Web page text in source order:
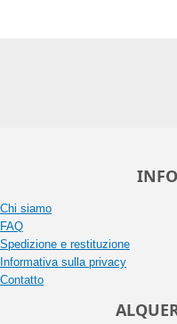
Chi siamo
FAQ
Spedizione e restituzione
Informativa sulla privacy
Contatto